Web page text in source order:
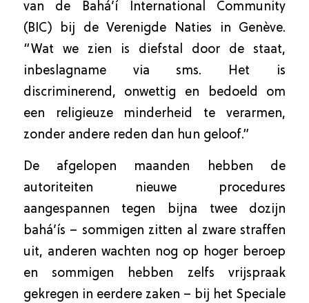
van de Bahá’í International Community
(BIC) bij de Verenigde Naties in Genève.
“Wat we zien is diefstal door de staat,
inbeslagname via sms. Het is
discriminerend, onwettig en bedoeld om
een religieuze minderheid te verarmen,
zonder andere reden dan hun geloof.”
De afgelopen maanden hebben de
autoriteiten nieuwe procedures
aangespannen tegen bijna twee dozijn
bahá’ís – sommigen zitten al zware straffen
uit, anderen wachten nog op hoger beroep
en sommigen hebben zelfs vrijspraak
gekregen in eerdere zaken – bij het Speciale